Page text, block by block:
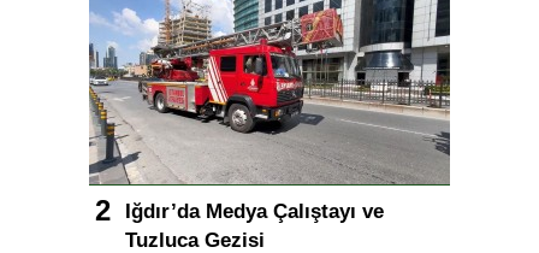
Iğdır’da Medya Çalıştayı ve
Tuzluca Gezisi